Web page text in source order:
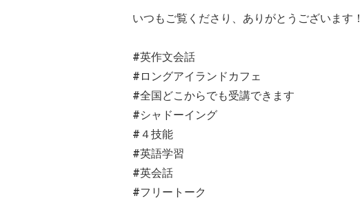
いつもご覧くださり、ありがとうございます！
#英作文会話
#ロングアイランドカフェ
#全国どこからでも受講できます
#シャドーイング
#４技能
#英語学習
#英会話
#フリートーク